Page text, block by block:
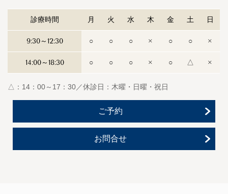
診療時間 月 火 水 木 金 土 日
9:30～12:30 ○ ○ ○ × ○ ○ ×
14:00～18:30 ○ ○ ○ × ○ △ ×
△：14：00～17：30／休診日：木曜・日曜・祝日
ご予約
お問合せ